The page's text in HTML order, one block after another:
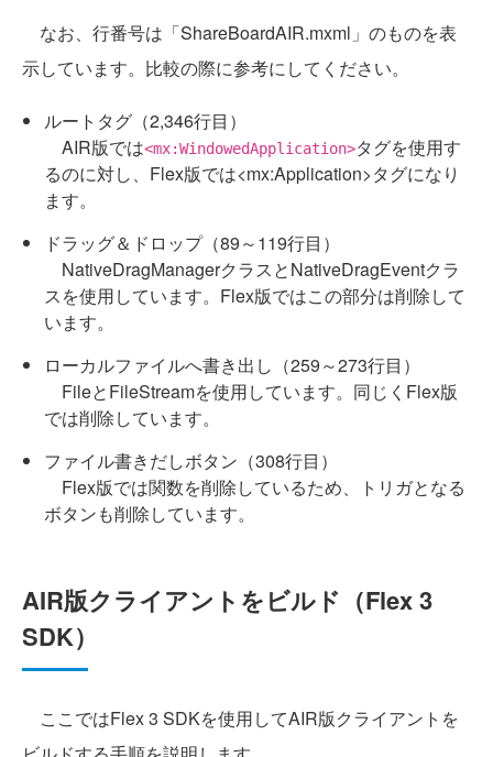
なお、行番号は「ShareBoardAIR.mxml」のものを表
示しています。比較の際に参考にしてください。
ルートタグ（2,346行目）
AIR版では<mx:WindowedApplication>タグを使用す
るのに対し、Flex版では<mx:Application>タグになり
ます。
ドラッグ＆ドロップ（89～119行目）
NativeDragManagerクラスとNativeDragEventクラ
スを使用しています。Flex版ではこの部分は削除して
います。
ローカルファイルへ書き出し（259～273行目）
FileとFileStreamを使用しています。同じくFlex版
では削除しています。
ファイル書きだしボタン（308行目）
Flex版では関数を削除しているため、トリガとなる
ボタンも削除しています。
AIR版クライアントをビルド（Flex 3
SDK）
ここではFlex 3 SDKを使用してAIR版クライアントを